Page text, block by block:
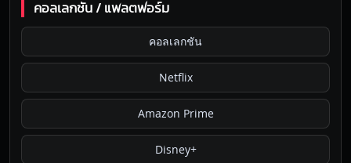
คอลเลกชัน / แพลตฟอร์ม
คอลเลกชัน
Netflix
Amazon Prime
Disney+